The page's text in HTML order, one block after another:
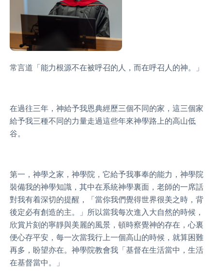
常言道「能力根源不在被呼召的人，而在呼召人的神。」
在過往三年，神給予我恩典經歷三個不同的家，這三個家
給予我三種不同的力量走過這些年來神學路上的高山低
谷。
第一，神學之家，神學院，它給予我事奉的能力，神學院
裝備我的神學知識，其中在系統神學裏面，老師的一席話
對我有着深切的提醒，「當你我們覺得世界很美之時，背
後定必有創造的主。」所以當我每次進入大自然的時候，
欣賞片刻的寧靜與美麗的風景，頓時察覺神的存在，心裏
便心存平安，每一次當我行上一個高山的時候，就算困難
再多，盼望亦在。神學院教會我「基督在生活當中，生活
在基督當中。」